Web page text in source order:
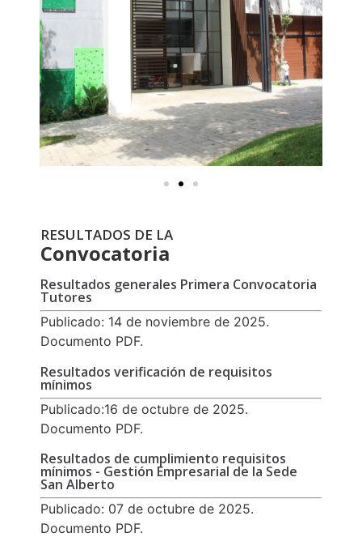
RESULTADOS DE LA
Convocatoria
Resultados generales Primera Convocatoria
Tutores
Publicado: 14 de noviembre de 2025.
Documento PDF.
Resultados verificación de requisitos
mínimos
Publicado:16 de octubre de 2025.
Documento PDF.
Resultados de cumplimiento requisitos
mínimos - Gestión Empresarial de la Sede
San Alberto
Publicado: 07 de octubre de 2025.
Documento PDF.